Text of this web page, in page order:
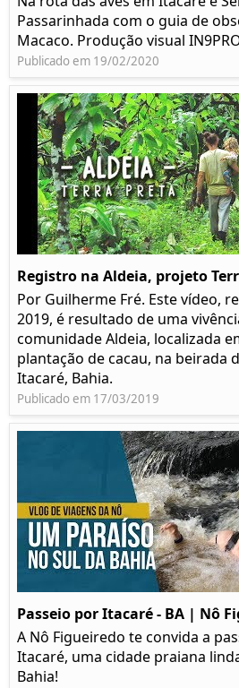
Passarinhada com o guia de
Macaco. Produção visual
Publicado em 19/02/2020
Registro na Aldeia, projeto
Por Guilherme Fré. Este vídeo,
2019, é resultado de uma
comunidade Aldeia, localizada
plantação de cacau, na beirada
Itacaré, Bahia.
Publicado em 17/03/2019
Passeio por Itacaré - BA | Nô
A Nô Figueiredo te convida a
Itacaré, uma cidade praiana
Bahia!